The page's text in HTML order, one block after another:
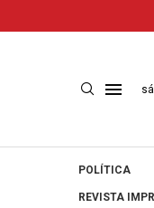
POLÍTICA
REVISTA